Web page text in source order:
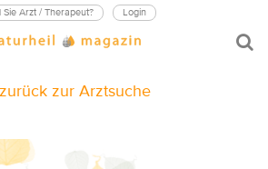
Sie Arzt / Therapeut? Login
zurück zur Arztsuche